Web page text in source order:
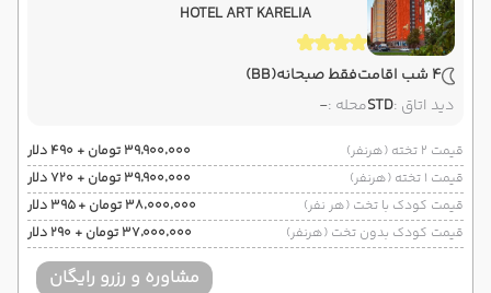
HOTEL ART KARELIA
4 شب اقامت فقط صبحانه(BB)
دید اتاق :STDمحله :-
قیمت 2 تخته (هرنفر)
۳۹٬۹۰۰٬۰۰۰ تومان + ۴۹۰ دلار
قیمت 1 تخته (هرنفر)
۳۹٬۹۰۰٬۰۰۰ تومان + ۷۲۰ دلار
قیمت کودک با تخت (هر نفر)
۳۸٬۰۰۰٬۰۰۰ تومان + ۳۹۵ دلار
قیمت کودک بدون تخت (هرنفر)
۳۷٬۰۰۰٬۰۰۰ تومان + ۲۹۰ دلار
مشاوره و رزرو رایگان